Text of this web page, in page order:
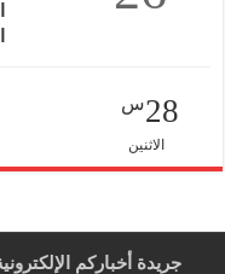
28س
الاثنين
جريدة أخباركم